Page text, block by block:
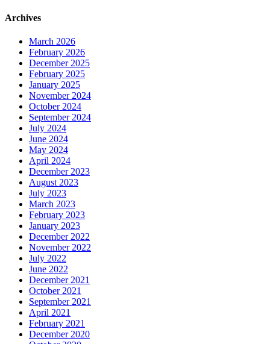
Archives
March 2026
February 2026
December 2025
February 2025
January 2025
November 2024
October 2024
September 2024
July 2024
June 2024
May 2024
April 2024
December 2023
August 2023
July 2023
March 2023
February 2023
January 2023
December 2022
November 2022
July 2022
June 2022
December 2021
October 2021
September 2021
April 2021
February 2021
December 2020